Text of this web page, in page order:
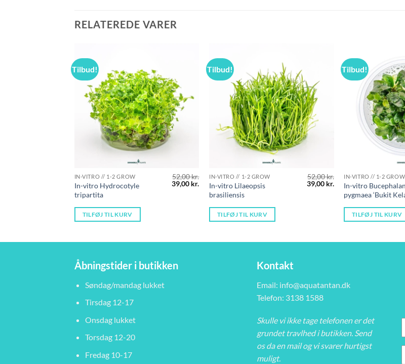
RELATEREDE VARER
Tilbud!
IN-VITRO // 1-2 GROW
In-vitro Hydrocotyle
tripartita
52,00kr.
Den
oprindelige
39,00 kr. Den
aktuelle
pris
39,00 kr..
TILFØJ TIL KURV
Tilbud!
IN-VITRO // 1-2 GROW
In-vitro Lilaeopsis
brasiliensis
52,00kr.
Den
oprindelige
39,00 kr. Den
aktuelle
pris
39,00 kr..
TILFØJ TIL KURV
Tilbud!
IN-VITRO // 1-2 GROW
In-vitro
pygmaea ‘Bukit
TILFØJ TIL KURV
Åbningstider i butikken
Søndag/mandag lukket
Tirsdag 12-17
Onsdag lukket
Torsdag 12-20
Fredag 10-17
Kontakt
Email: info@aquatantan.dk
Telefon: 3138 1588
Skulle vi ikke tage telefonen er det
grundet travlhed i butikken. Send
os da en mail og vi svarer hurtigst
muligt.